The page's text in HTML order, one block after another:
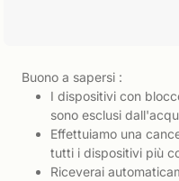
Buono a sapersi :
I dispositivi con
sono esclusi
Effettuiamo una
tutti i dispositivi più
Riceverai